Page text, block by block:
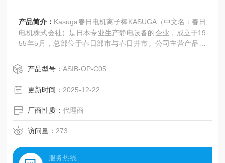
产品简介： Kasuga春日电机离子棒KASUGA（中文名：春日
电机株式会社）是日本专业生产静电设备的企业，成立于19
55年5月，总部位于春日部市与春日井市。公司主营产品包
系统及防爆型除电/测量装置，产品涵盖KSD系列测试仪、AP
KF系列静电消除棒、KD系列消除扇等型号，应用行业涵盖防
爆、航天、石油、汽车领域。
产品型号：ASIB-OP-C05
更新时间： 2025-12-22
厂商性质：代理商
访问量： 273
服务热线